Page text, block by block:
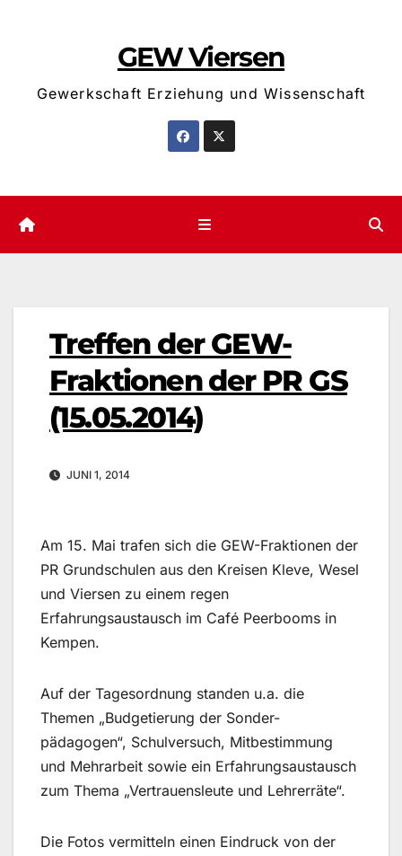
GEW Viersen
Gewerkschaft Erziehung und Wissenschaft
Treffen der GEW-
Fraktionen der PR GS
(15.05.2014)
JUNI 1, 2014
Am 15. Mai trafen sich die GEW-Fraktionen der
PR Grundschulen aus den Kreisen Kleve, Wesel
und Viersen zu einem regen
Erfahrungsaustausch im Café Peerbooms in
Kempen.
Auf der Tagesordnung standen u.a. die
Themen „Budgetierung der Sonder-
pädagogen“, Schulversuch, Mitbestimmung
und Mehrarbeit sowie ein Erfahrungsaustausch
zum Thema „Vertrauensleute und Lehrerräte“.
Die Fotos vermitteln einen Eindruck von der